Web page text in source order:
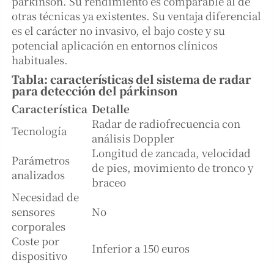
otras técnicas ya existentes. Su ventaja diferencial
es el carácter no invasivo, el bajo coste y su
potencial aplicación en entornos clínicos
habituales.
Tabla: características del sistema de radar
para detección del párkinson
Característica Detalle
Tecnología
Radar de radiofrecuencia con
análisis Doppler
Parámetros
analizados
Longitud de zancada, velocidad
de pies, movimiento de tronco y
braceo
Necesidad de
sensores
corporales
No
Coste por
dispositivo
Inferior a 150 euros